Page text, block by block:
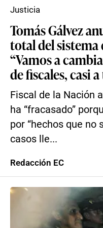
Tomás Gálvez
total del sistema
“Vamos a
de fiscales, casi
Fiscal de la Nación
ha “fracasado”
por “hechos que no
casos lle...
Justicia
Redacción EC